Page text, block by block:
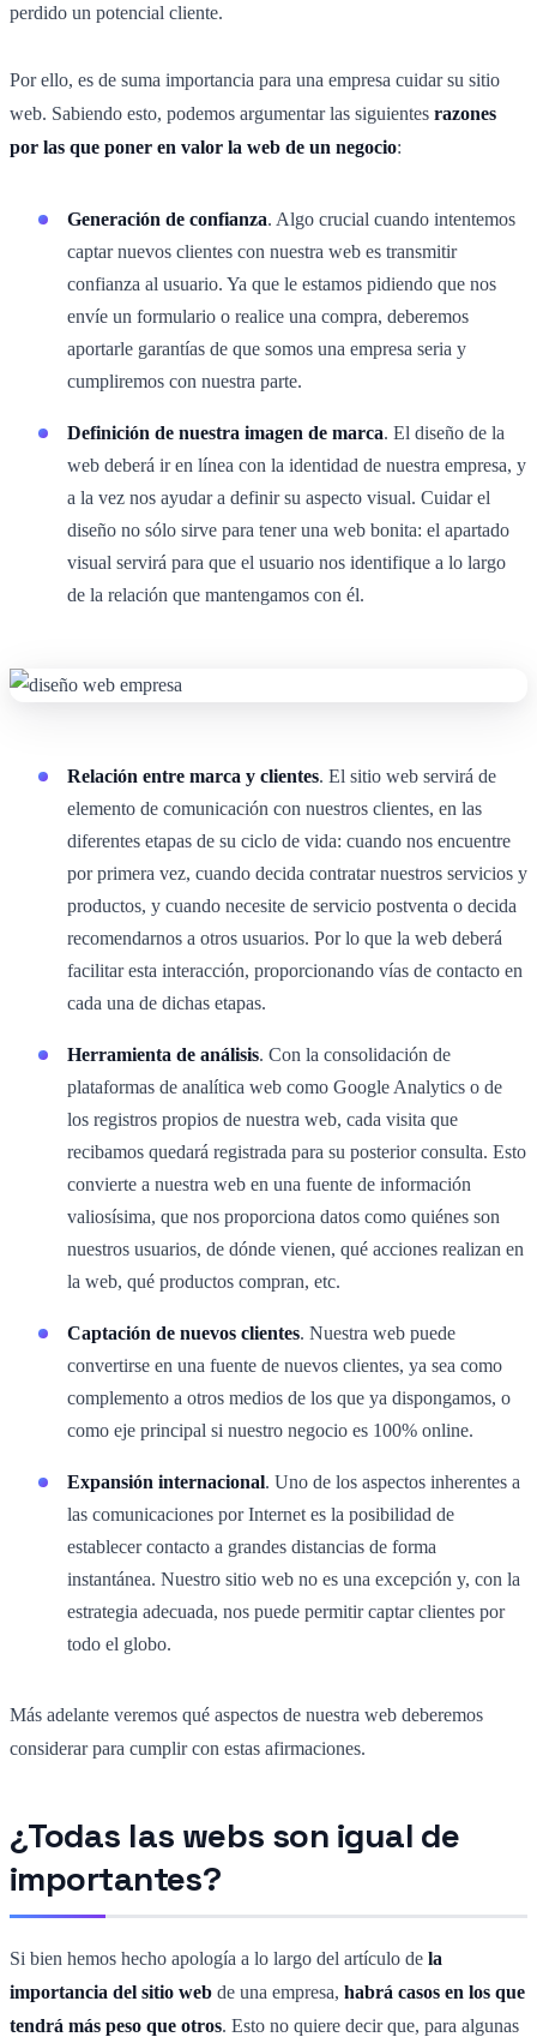
perdido un potencial cliente.
Por ello, es de suma importancia para una empresa cuidar su sitio
web. Sabiendo esto, podemos argumentar las siguientes razones
por las que poner en valor la web de un negocio:
Generación de confianza. Algo crucial cuando intentemos
captar nuevos clientes con nuestra web es transmitir
confianza al usuario. Ya que le estamos pidiendo que nos
envíe un formulario o realice una compra, deberemos
aportarle garantías de que somos una empresa seria y
cumpliremos con nuestra parte.
Definición de nuestra imagen de marca. El diseño de la
web deberá ir en línea con la identidad de nuestra empresa, y
a la vez nos ayudar a definir su aspecto visual. Cuidar el
diseño no sólo sirve para tener una web bonita: el apartado
visual servirá para que el usuario nos identifique a lo largo
de la relación que mantengamos con él.
Relación entre marca y clientes. El sitio web servirá de
elemento de comunicación con nuestros clientes, en las
diferentes etapas de su ciclo de vida: cuando nos encuentre
por primera vez, cuando decida contratar nuestros servicios y
productos, y cuando necesite de servicio postventa o decida
recomendarnos a otros usuarios. Por lo que la web deberá
facilitar esta interacción, proporcionando vías de contacto en
cada una de dichas etapas.
Herramienta de análisis. Con la consolidación de
plataformas de analítica web como Google Analytics o de
los registros propios de nuestra web, cada visita que
recibamos quedará registrada para su posterior consulta. Esto
convierte a nuestra web en una fuente de información
valiosísima, que nos proporciona datos como quiénes son
nuestros usuarios, de dónde vienen, qué acciones realizan en
la web, qué productos compran, etc.
Captación de nuevos clientes. Nuestra web puede
convertirse en una fuente de nuevos clientes, ya sea como
complemento a otros medios de los que ya dispongamos, o
como eje principal si nuestro negocio es 100% online.
Expansión internacional. Uno de los aspectos inherentes a
las comunicaciones por Internet es la posibilidad de
establecer contacto a grandes distancias de forma
instantánea. Nuestro sitio web no es una excepción y, con la
estrategia adecuada, nos puede permitir captar clientes por
todo el globo.
Más adelante veremos qué aspectos de nuestra web deberemos
considerar para cumplir con estas afirmaciones.
¿Todas las webs son igual de
importantes?
Si bien hemos hecho apología a lo largo del artículo de la
importancia del sitio web de una empresa, habrá casos en los que
tendrá más peso que otros. Esto no quiere decir que, para algunas